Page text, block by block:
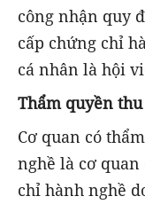
công nhận quy
cấp chứng chỉ
cá nhân là hội
Thẩm quyền
Cơ quan có
nghề là cơ
chỉ hành nghề